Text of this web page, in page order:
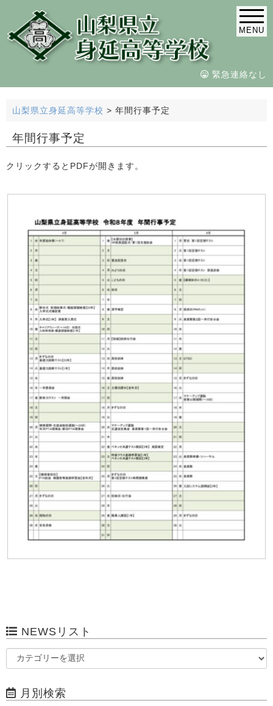
MENU
緊急連絡なし
山梨県立身延高等学校 > 年間行事予定
年間行事予定
クリックするとPDFが開きます。
NEWSリスト
月別検索